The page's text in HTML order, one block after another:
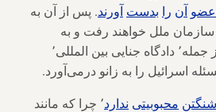
عضو آن را بدست آورند. پس از آن به
ملل خواهند رفت و به
بسیاری از این نهادها٬ از جمله٬ دادگاه جنایی بین المللی٬
اسرائیل را به زانو درمی‌آورد.
محبوبیتی ندارد ٬ چرا که مانند